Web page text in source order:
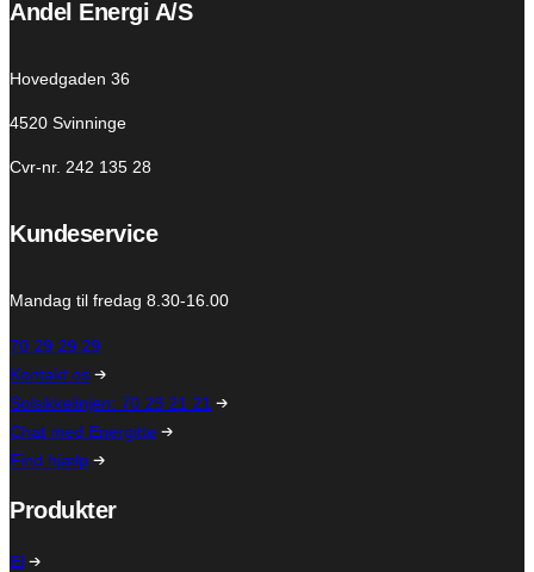
Andel Energi A/S
Hovedgaden 36
4520 Svinninge
Cvr-nr. 242 135 28
Kundeservice
Mandag til fredag 8.30-16.00
70 29 29 29
Kontakt os
Solsikkelinjen: 70 29 21 21
Chat med Energitte
Find hjælp
Produkter
El